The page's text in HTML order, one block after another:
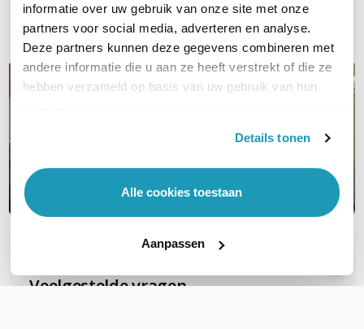
informatie over uw gebruik van onze site met onze
partners voor social media, adverteren en analyse.
Deze partners kunnen deze gegevens combineren met
andere informatie die u aan ze heeft verstrekt of die ze
hebben verzameld op basis van uw gebruik van hun
Details tonen
Alle cookies toestaan
Aanpassen
E-mail
Veelgestelde vragen